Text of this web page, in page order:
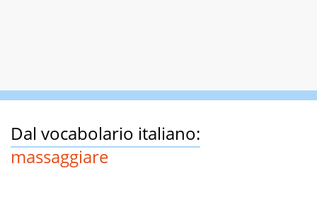
Dal vocabolario italiano:
massaggiare